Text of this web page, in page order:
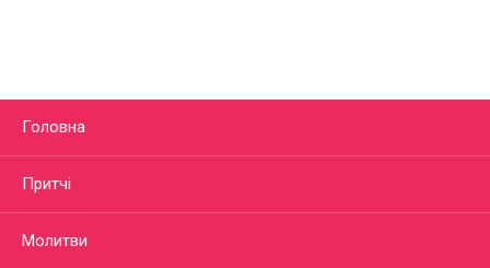
Головна
Притчі
Молитви